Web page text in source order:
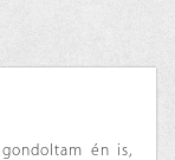
én is,